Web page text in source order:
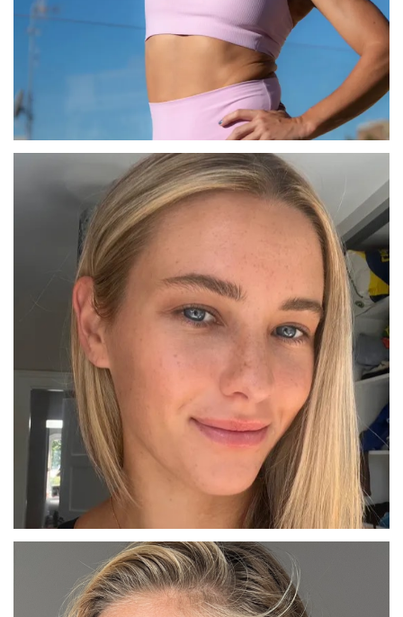
PAULA
BARCELONA
CIARA
BARCELONA